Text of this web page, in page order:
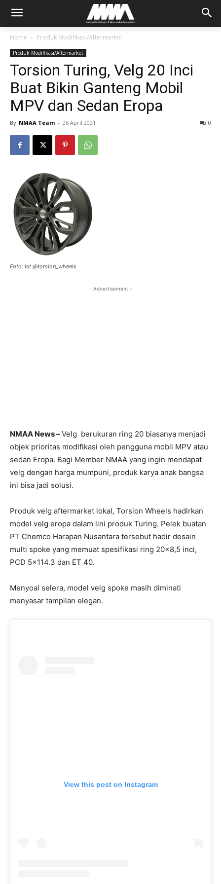
Home Produk Modifikasi/Aftermarket
Produk Modifikasi/Aftermarket
Torsion Turing, Velg 20 Inci
Buat Bikin Ganteng Mobil
MPV dan Sedan Eropa
By NMAA Team - 26 April 2021 0
Foto: Ist @torsion_wheels
- Advertisement -
NMAA News –Velg berukuran ring 20 biasanya menjadi
objek prioritas modifikasi oleh pengguna mobil MPV atau
sedan Eropa. Bagi Member NMAA yang ingin mendapat
velg dengan harga mumpuni, produk karya anak bangsa
ini bisa jadi solusi.
Produk velg aftermarket lokal, Torsion Wheels hadirkan
model velg eropa dalam lini produk Turing. Pelek buatan
PT Chemco Harapan Nusantara tersebut hadir desain
multi spoke yang memuat spesifikasi ring 20×8,5 inci,
PCD 5×114.3 dan ET 40.
Menyoal selera, model velg spoke masih diminati
menyasar tampilan elegan.
View this post on Instagram